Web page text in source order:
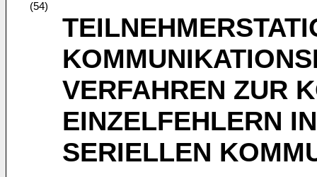
(54)
VERFAHREN ZUR
EINZELFEHLERN
SERIELLEN